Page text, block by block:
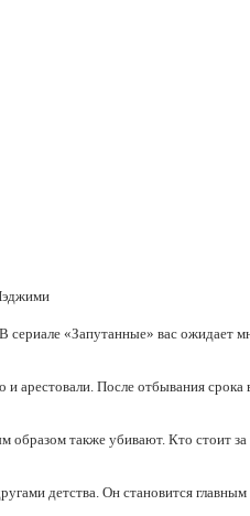
«Запутанные» вас ожидает
арестовали. После отбывания
образом также убивают. Кто стоит
детства. Он становится главным